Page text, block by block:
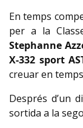
En temps
per a la
Stephanne
X-332 sport
creuar en
Després d’un
sortida a la